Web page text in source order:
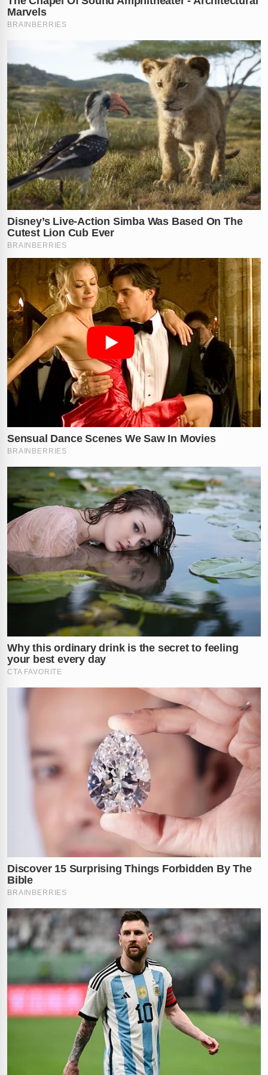
cabelopara manter uma imagem de autoridade
respeitável, enquanto agia de forma predatória contra
um adolescente sob seu teto.
Um ponto crucial da investigação que garantiu a
condenação foi a descoberta de que a acusada utilizou
umapílula do dia seguintelogo após o ato. A
promotoria apresentou provas de que o medicamento
foi adquirido via aplicativo, e umentregadorconfirmou
em depoimento oficial ter feito a entrega na casa de
Misty Roberts . Essa evidência biológica e logística
destruiu qualquer tentativa de defesa, provando que
houve contato íntimo e a clara intenção da ré em
eliminar vestígios de uma possível gravidez decorrente
do abuso.
Antes da denúncia formal, a mãe da vítima chegou a
enviar uma mensagem questionando
Mistysobre uma
possível gestação, ao que a então prefeita respondeu
friamente que utilizava métodos contraceptivos. A
frieza da ré e a tentativa de manipular a situação
geraram revolta na comunidade local. O caso agora
serve como um alerta sombrio sobre a quebra de
confiança e os abusos cometidos por figuras em
posições de poder absoluto, deixando marcas
profundas na vida da vítima e de sua família.
Diante de um caso tão revoltante envolvendo uma
autoridade pública, você acredita que a pena de 90
dias foi justa?